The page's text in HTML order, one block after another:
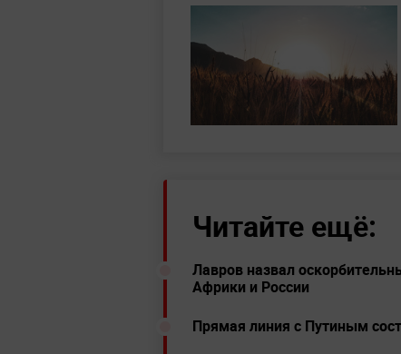
Читайте ещё:
Лавров назвал
Африки и России
Прямая линия с Путиным